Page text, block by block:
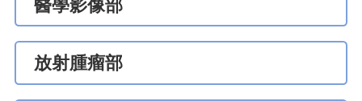
醫學影像部
放射腫瘤部